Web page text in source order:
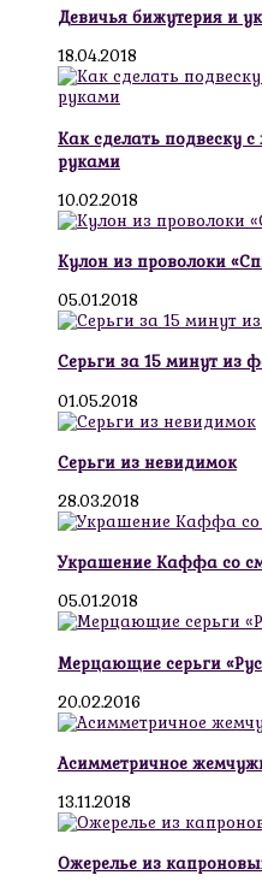
Девичья бижутерия и
18.04.2018
Как сделать подвеску
руками
10.02.2018
Кулон из проволоки
05.01.2018
Серьги за 15 минут из
01.05.2018
Серьги из невидимок
28.03.2018
Украшение Каффа со
05.01.2018
Мерцающие серьги
20.02.2016
Асимметричное
13.11.2018
Ожерелье из